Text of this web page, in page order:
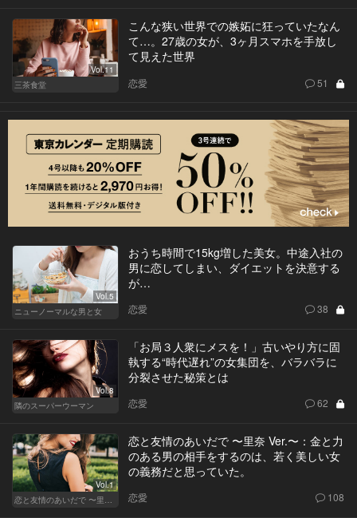
Vol.11
三茶食堂
こんな狭い世界での嫉妬に狂っていたなん
て…。27歳の女が、3ヶ月スマホを手放し
て見えた世界
恋愛 51
Vol.5
ニューノーマルな男と女
おうち時間で15kg増した美女。中途入社の
男に恋してしまい、ダイエットを決意する
が…
恋愛 38
Vol.8
隣のスーパーウーマン
「お局３人衆にメスを！」古いやり方に固
執する“時代遅れ”の女集団を、バラバラに
分裂させた秘策とは
恋愛 62
Vol.1
恋と友情のあいだで 〜里奈 Ver.〜
恋と友情のあいだで 〜里奈 Ver.〜：金と力
のある男の相手をするのは、若く美しい女
の義務だと思っていた。
恋愛 108